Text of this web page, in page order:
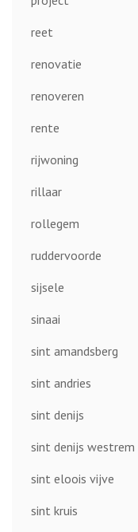
reet
renovatie
renoveren
rente
rijwoning
rillaar
rollegem
ruddervoorde
sijsele
sinaai
sint amandsberg
sint andries
sint denijs
sint denijs westrem
sint eloois vijve
sint kruis